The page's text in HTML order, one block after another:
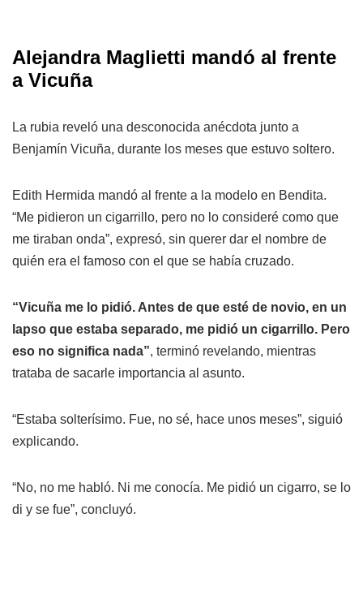
Alejandra Maglietti mandó al frente
a Vicuña
La rubia reveló una desconocida anécdota junto a
Benjamín Vicuña, durante los meses que estuvo soltero.
Edith Hermida mandó al frente a la modelo en Bendita.
“Me pidieron un cigarrillo, pero no lo consideré como que
me tiraban onda”, expresó, sin querer dar el nombre de
quién era el famoso con el que se había cruzado.
“Vicuña me lo pidió. Antes de que esté de novio, en un
lapso que estaba separado, me pidió un cigarrillo. Pero
eso no significa nada”, terminó revelando, mientras
trataba de sacarle importancia al asunto.
“Estaba solterísimo. Fue, no sé, hace unos meses”, siguió
explicando.
“No, no me habló. Ni me conocía. Me pidió un cigarro, se lo
di y se fue”, concluyó.